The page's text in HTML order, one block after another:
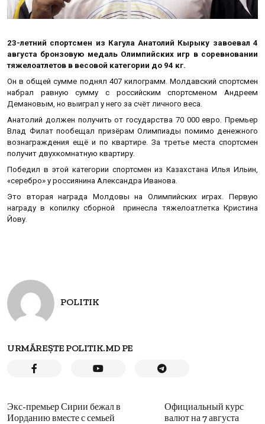
23-летний спортсмен из Кагула Анатолий Кырыку завоевал 4
августа бронзовую медаль Олимпийских игр в соревновании
тяжелоатлетов в весовой категории до 94 кг.
Он в общей сумме поднял 407 килограмм. Молдавский спортсмен
набрал равную сумму с российским спортсменом Андреем
Демановым, но выиграл у него за счёт личного веса.
Анатолий должен получить от государства 70 000 евро. Премьер
Влад Филат пообещал призёрам Олимпиады помимо денежного
вознаграждения ещё и по квартире. За третье места спортсмен
получит двухкомнатную квартиру.
Победил в этой категории спортсмен из Казахстана Илья Ильин,
«серебро» у россиянина Александра Иванова.
Это вторая награда Молдовы на Олимпийских играх. Первую
награду в копилку сборной принесла тяжелоатлетка Кристина
Йову.
POLITIK
URMĂREȘTE POLITIK.MD PE
Экс-премьер Сирии бежал в
Иорданию вместе с семьей
Официальный курс
валют на 7 августа